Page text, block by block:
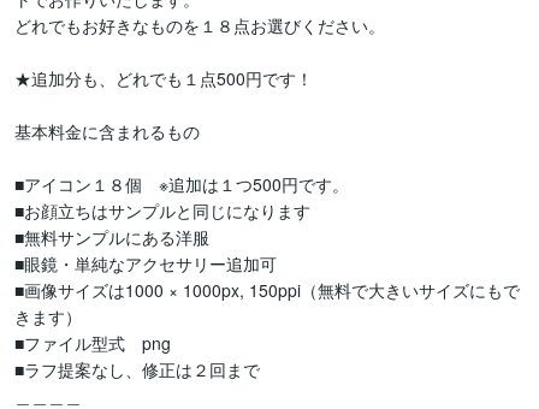
どれでもお好きなものを１８点お選びください。
★追加分も、どれでも１点500円です！
基本料金に含まれるもの
■アイコン１８個　※追加は１つ500円です。
■お顔立ちはサンプルと同じになります
■無料サンプルにある洋服
■眼鏡・単純なアクセサリー追加可
■画像サイズは1000 × 1000px, 150ppi（無料で大きいサイズにもで
きます）
■ファイル型式　png
■ラフ提案なし、修正は２回まで